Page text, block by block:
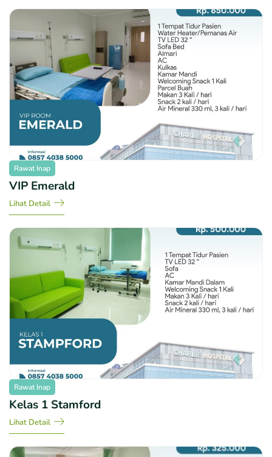
Rawat Inap
VIP Emerald
Lihat Detail
Rawat Inap
Kelas 1 Stamford
Lihat Detail